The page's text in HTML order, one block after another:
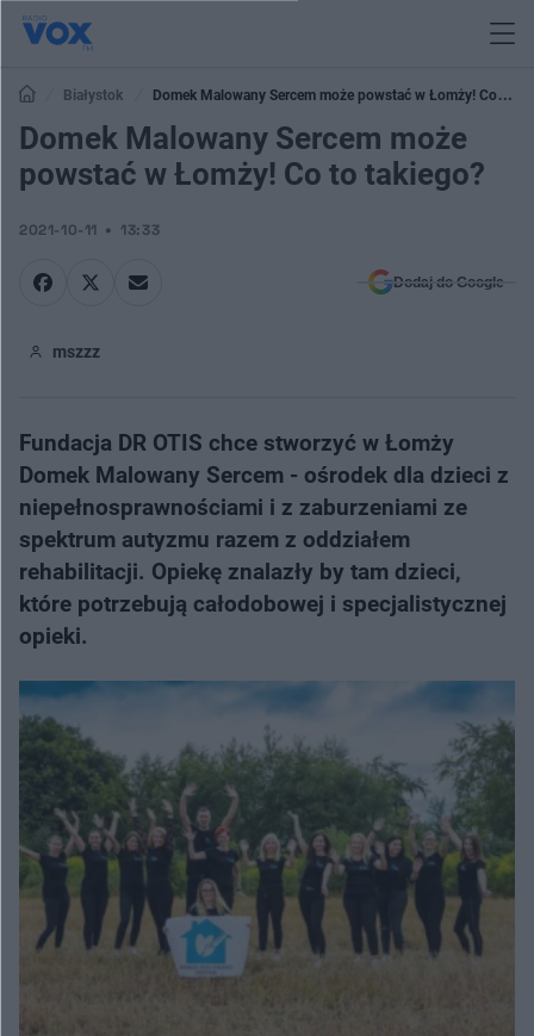
Białystok
Domek Malowany Sercem może powstać w Łomży! Co to
takiego?
Domek Malowany Sercem może
powstać w Łomży! Co to takiego?
2021-10-11 13:33
Dodaj do Google
mszzz
Fundacja DR OTIS chce stworzyć w Łomży
Domek Malowany Sercem - ośrodek dla dzieci z
niepełnosprawnościami i z zaburzeniami ze
spektrum autyzmu razem z oddziałem
rehabilitacji. Opiekę znalazły by tam dzieci,
które potrzebują całodobowej i specjalistycznej
opieki.